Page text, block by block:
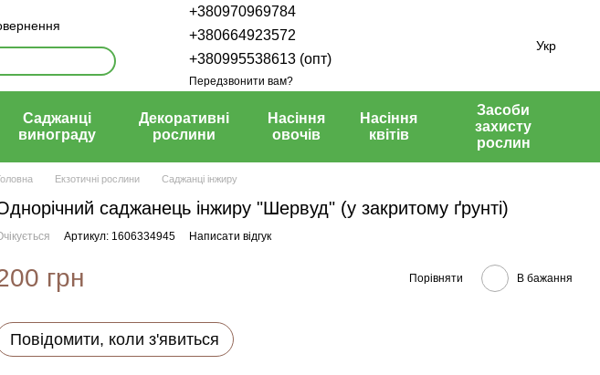
+380970969784
+380664923572
+380995538613 (опт)
Передзвонити вам?
Укр
Саджанці
винограду
Декоративні
рослини
Насіння
овочів
Насіння
квітів
Засоби
захисту
рослин
Екзотичні рослини Саджанці інжиру
саджанець інжиру "Шервуд" (у закритому ґрунті)
Артикул: 1606334945 Написати відгук
грн Порівняти В бажання
Повідомити, коли з'явиться